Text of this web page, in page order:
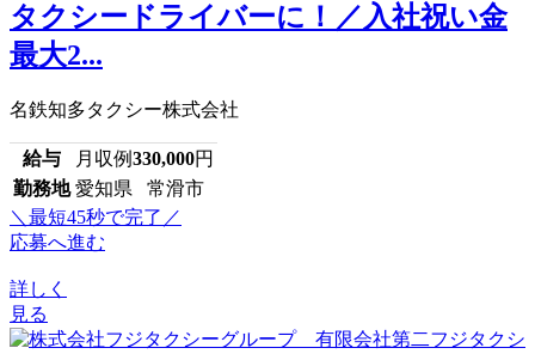
タクシードライバーに！／入社祝い金
最大2...
名鉄知多タクシー株式会社
給与 月収例330,000円
勤務地 愛知県 常滑市
＼最短45秒で完了／
応募へ進む
詳しく
見る